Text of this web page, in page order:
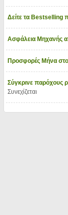
Δείτε τα Bestselling
Ασφάλεια Μηχανής
Προσφορές Μήνα
Σύγκρινε παρόχους
Συνεχίζεται